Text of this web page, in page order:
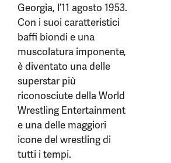
Georgia, l’11 agosto 1953.
Con i suoi caratteristici
baffi biondi e una
muscolatura imponente,
è diventato una delle
superstar più
riconosciute della World
Wrestling Entertainment
e una delle maggiori
icone del wrestling di
tutti i tempi.